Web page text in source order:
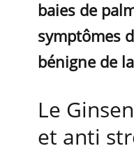
baies de
symptômes
bénigne de
Le
et anti